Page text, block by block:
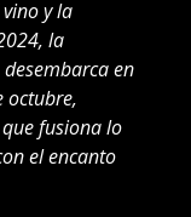
y la
la
en
octubre,
fusiona lo
el encanto